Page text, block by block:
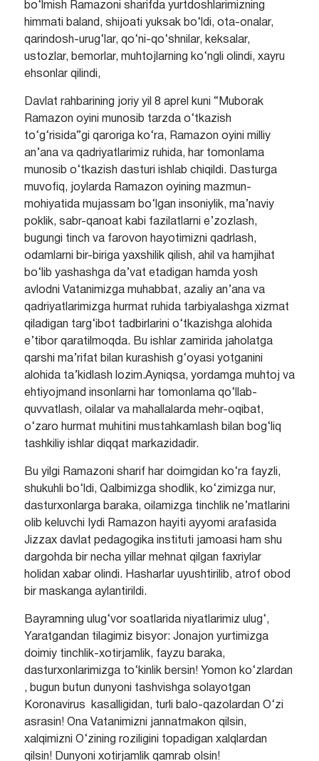
bo‘lmish Ramazoni sharifda yurtdoshlarimizning
himmati baland, shijoati yuksak bo‘ldi, ota-onalar,
qarindosh-urug‘lar, qo‘ni-qo‘shnilar, keksalar,
ustozlar, bemorlar, muhtojlarning ko‘ngli olindi, xayru
ehsonlar qilindi,
Davlat rahbarining joriy yil 8 aprel kuni “Muborak
Ramazon oyini munosib tarzda o‘tkazish
to‘g‘risida”gi qaroriga ko‘ra, Ramazon oyini milliy
an’ana va qadriyatlarimiz ruhida, har tomonlama
munosib o‘tkazish dasturi ishlab chiqildi. Dasturga
muvofiq, joylarda Ramazon oyining mazmun-
mohiyatida mujassam bo‘lgan insoniylik, ma’naviy
poklik, sabr-qanoat kabi fazilatlarni e’zozlash,
bugungi tinch va farovon hayotimizni qadrlash,
odamlarni bir-biriga yaxshilik qilish, ahil va hamjihat
bo‘lib yashashga da’vat etadigan hamda yosh
avlodni Vatanimizga muhabbat, azaliy an’ana va
qadriyatlarimizga hurmat ruhida tarbiyalashga xizmat
qiladigan targ‘ibot tadbirlarini o‘tkazishga alohida
e’tibor qaratilmoqda. Bu ishlar zamirida jaholatga
qarshi ma’rifat bilan kurashish g‘oyasi yotganini
alohida ta’kidlash lozim.Ayniqsa, yordamga muhtoj va
ehtiyojmand insonlarni har tomonlama qo‘llab-
quvvatlash, oilalar va mahallalarda mehr-oqibat,
o‘zaro hurmat muhitini mustahkamlash bilan bog‘liq
tashkiliy ishlar diqqat markazidadir.
Bu yilgi Ramazoni sharif har doimgidan ko‘ra fayzli,
shukuhli bo‘ldi, Qalbimizga shodlik, ko‘zimizga nur,
dasturxonlarga baraka, oilamizga tinchlik ne’matlarini
olib keluvchi Iydi Ramazon hayiti ayyomi arafasida
Jizzax davlat pedagogika instituti jamoasi ham shu
dargohda bir necha yillar mehnat qilgan faxriylar
holidan xabar olindi. Hasharlar uyushtirilib, atrof obod
bir maskanga aylantirildi.
Bayramning ulug‘vor soatlarida niyatlarimiz ulug‘,
Yaratgandan tilagimiz bisyor: Jonajon yurtimizga
doimiy tinchlik-xotirjamlik, fayzu baraka,
dasturxonlarimizga to‘kinlik bersin! Yomon ko‘zlardan
, bugun butun dunyoni tashvishga solayotgan
Koronavirus kasalligidan, turli balo-qazolardan O‘zi
asrasin! Ona Vatanimizni jannatmakon qilsin,
xalqimizni O‘zining roziligini topadigan xalqlardan
qilsin! Dunyoni xotirjamlik qamrab olsin!